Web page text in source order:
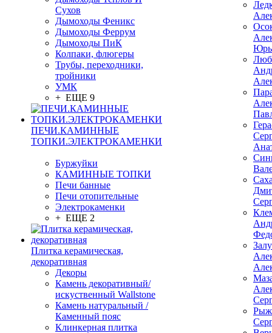
Сухов
Дымоходы Феникс
Дымоходы Феррум
Дымоходы ПиК
Колпаки, флюгеры
Трубы, переходники,
тройники
УМК
+ ЕЩЕ 9
ПЕЧИ.КАМИННЫЕ
ТОПКИ.ЭЛЕКТРОКАМЕНКИ
Буржуйки
КАМИННЫЕ ТОПКИ
Печи банные
Печи отопительные
Электрокаменки
+ ЕЩЕ 2
Плитка керамическая,
декоративная
Декоры
Камень декоративный/
искуственный Wallstone
Камень натуральный /
Каменный пояс
Клинкерная плитка